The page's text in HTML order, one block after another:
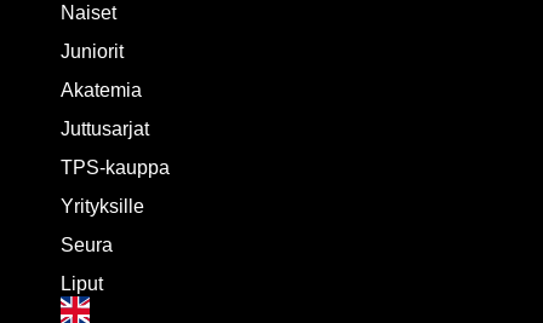
Naiset
Juniorit
Akatemia
Juttusarjat
TPS-kauppa
Yrityksille
Seura
Liput